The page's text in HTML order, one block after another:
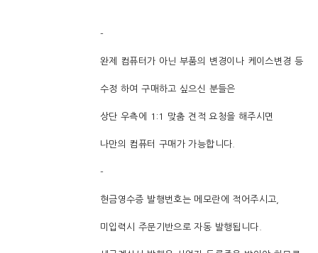
-
완제 컴퓨터가 아닌 부품의 변경이나 케이스변경 등
수정 하여 구매하고 싶으신 분들은
상단 우측에 1:1 맞춤 견적 요청을 해주시면
나만의 컴퓨터 구매가 가능합니다.
-
현금영수증 발행번호는 메모란에 적어주시고,
미입력시 주문기반으로 자동 발행됩니다.